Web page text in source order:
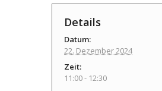
Details
Datum:
22. Dezember 2024
Zeit:
11:00 - 12:30